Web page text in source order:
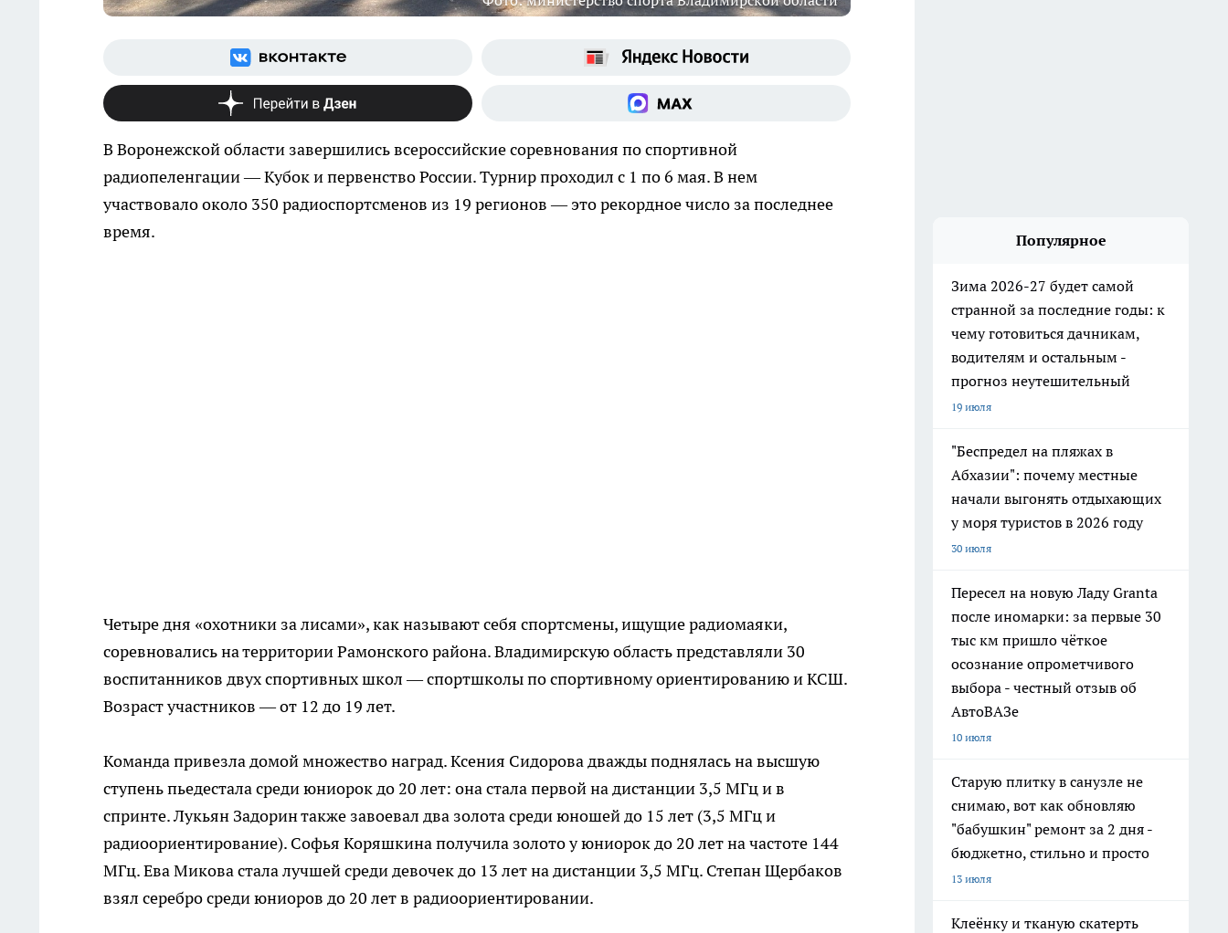
В Воронежской области завершились всероссийские соревнования по спортивной
радиопеленгации — Кубок и первенство России. Турнир проходил с 1 по 6 мая. В нем
участвовало около 350 радиоспортсменов из 19 регионов — это рекордное число за последнее
время.
Четыре дня «охотники за лисами», как называют себя спортсмены, ищущие радиомаяки,
соревновались на территории Рамонского района. Владимирскую область представляли 30
воспитанников двух спортивных школ — спортшколы по спортивному ориентированию и КСШ.
Возраст участников — от 12 до 19 лет.
Команда привезла домой множество наград. Ксения Сидорова дважды поднялась на высшую
ступень пьедестала среди юниорок до 20 лет: она стала первой на дистанции 3,5 МГц и в
спринте. Лукьян Задорин также завоевал два золота среди юношей до 15 лет (3,5 МГц и
радиоориентирование). Софья Коряшкина получила золото у юниорок до 20 лет на частоте 144
МГц. Ева Микова стала лучшей среди девочек до 13 лет на дистанции 3,5 МГц. Степан Щербаков
взял серебро среди юниоров до 20 лет в радиоориентировании.
Популярное
Зима 2026-27 будет самой
странной за последние годы: к
чему готовиться дачникам,
водителям и остальным -
прогноз неутешительный
19 июля
"Беспредел на пляжах в
Абхазии": почему местные
начали выгонять отдыхающих
у моря туристов в 2026 году
30 июля
Пересел на новую Ладу Granta
после иномарки: за первые 30
тыс км пришло чёткое
осознание опрометчивого
выбора - честный отзыв об
АвтоВАЗе
10 июля
Старую плитку в санузле не
снимаю, вот как обновляю
"бабушкин" ремонт за 2 дня -
бюджетно, стильно и просто
13 июля
Клеёнку и тканую скатерть